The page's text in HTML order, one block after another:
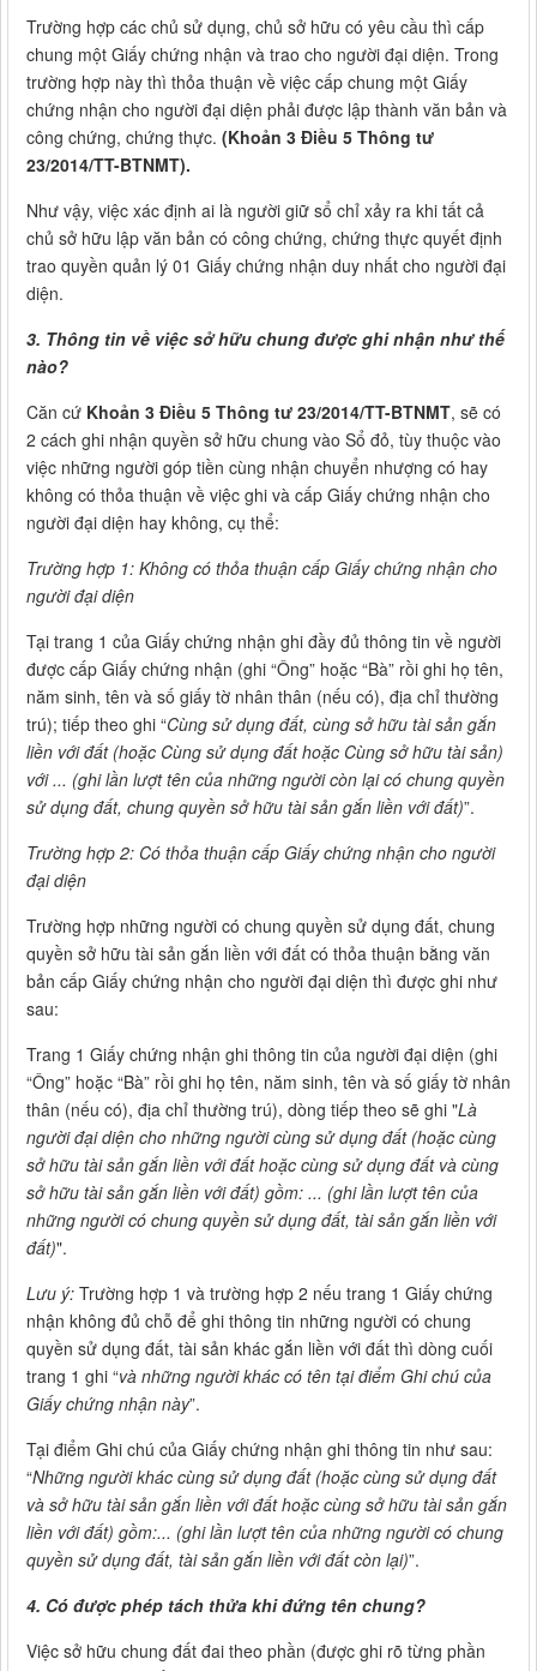
Trường hợp các chủ sử dụng, chủ sở hữu có yêu cầu thì cấp
chung một Giấy chứng nhận và trao cho người đại diện. Trong
trường hợp này thì thỏa thuận về việc cấp chung một Giấy
chứng nhận cho người đại diện phải được lập thành văn bản và
công chứng, chứng thực. (Khoản 3 Điều 5 Thông tư
23/2014/TT-BTNMT).
Như vậy, việc xác định ai là người giữ sổ chỉ xảy ra khi tất cả
chủ sở hữu lập văn bản có công chứng, chứng thực quyết định
trao quyền quản lý 01 Giấy chứng nhận duy nhất cho người đại
diện.
3. Thông tin về việc sở hữu chung được ghi nhận như thế
nào?
Căn cứ Khoản 3 Điều 5 Thông tư 23/2014/TT-BTNMT, sẽ có
2 cách ghi nhận quyền sở hữu chung vào Sổ đỏ, tùy thuộc vào
việc những người góp tiền cùng nhận chuyển nhượng có hay
không có thỏa thuận về việc ghi và cấp Giấy chứng nhận cho
người đại diện hay không, cụ thể:
Trường hợp 1: Không có thỏa thuận cấp Giấy chứng nhận cho
người đại diện
Tại trang 1 của Giấy chứng nhận ghi đầy đủ thông tin về người
được cấp Giấy chứng nhận (ghi “Ông” hoặc “Bà” rồi ghi họ tên,
năm sinh, tên và số giấy tờ nhân thân (nếu có), địa chỉ thường
trú); tiếp theo ghi “Cùng sử dụng đất, cùng sở hữu tài sản gắn
liền với đất (hoặc Cùng sử dụng đất hoặc Cùng sở hữu tài sản)
với ... (ghi lần lượt tên của những người còn lại có chung quyền
sử dụng đất, chung quyền sở hữu tài sản gắn liền với đất)”.
Trường hợp 2: Có thỏa thuận cấp Giấy chứng nhận cho người
đại diện
Trường hợp những người có chung quyền sử dụng đất, chung
quyền sở hữu tài sản gắn liền với đất có thỏa thuận bằng văn
bản cấp Giấy chứng nhận cho người đại diện thì được ghi như
sau:
Trang 1 Giấy chứng nhận ghi thông tin của người đại diện (ghi
“Ông” hoặc “Bà” rồi ghi họ tên, năm sinh, tên và số giấy tờ nhân
thân (nếu có), địa chỉ thường trú), dòng tiếp theo sẽ ghi "Là
người đại diện cho những người cùng sử dụng đất (hoặc cùng
sở hữu tài sản gắn liền với đất hoặc cùng sử dụng đất và cùng
sở hữu tài sản gắn liền với đất) gồm: ... (ghi lần lượt tên của
những người có chung quyền sử dụng đất, tài sản gắn liền với
đất)".
Lưu ý: Trường hợp 1 và trường hợp 2 nếu trang 1 Giấy chứng
nhận không đủ chỗ để ghi thông tin những người có chung
quyền sử dụng đất, tài sản khác gắn liền với đất thì dòng cuối
trang 1 ghi “và những người khác có tên tại điểm Ghi chú của
Giấy chứng nhận này”.
Tại điểm Ghi chú của Giấy chứng nhận ghi thông tin như sau:
“Những người khác cùng sử dụng đất (hoặc cùng sử dụng đất
và sở hữu tài sản gắn liền với đất hoặc cùng sở hữu tài sản gắn
liền với đất) gồm:... (ghi lần lượt tên của những người có chung
quyền sử dụng đất, tài sản gắn liền với đất còn lại)”.
4. Có được phép tách thửa khi đứng tên chung?
Việc sở hữu chung đất đai theo phần (được ghi rõ từng phần